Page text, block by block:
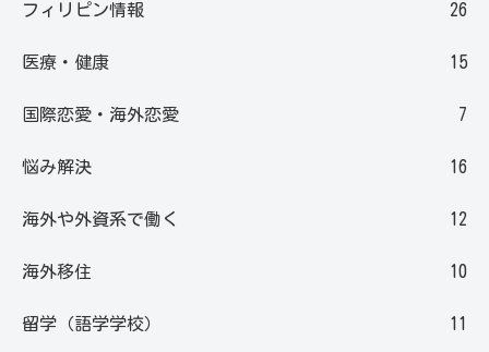
フィリピン情報 26
医療・健康 15
国際恋愛・海外恋愛 7
悩み解決 16
海外や外資系で働く 12
海外移住 10
留学（語学学校） 11